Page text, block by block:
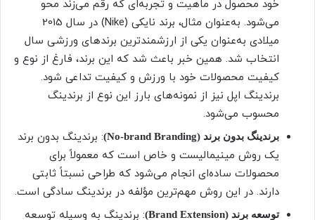
خود محصول در ماهیت و تجربه‌ای که رقم می‌زند محو
می‌شود. به‌عنوان مثال، برند نایکی (Nike) در سال 2015
میلادی به‌عنوان یکی از ارزشمندترین برندهای ورزشی سال
انتخاب شد. همین خبر باعث شد که این برند، فارغ از نوع و
کیفیت محصولات خود با ورزش و کیفیت تداعی شود.
برندینگ اپل نیز از نمونه‌های بارز این نوع از برندینگ
محسوب می‌شود.
برندینگ بدون برند (No-brand Branding)
: برندینگ بدون برند
یک روش مینیمالیست و خاص است که معمولاً برای
محصولات ساده‌ای انجام می‌شود که طراحی نسبتاً ثابتی
دارند. در این روش مهم‌ترین مؤلفه در برندینگ سادگی است.
توسعه برند (Brand Extension)
: برندینگ به وسیله توسعه